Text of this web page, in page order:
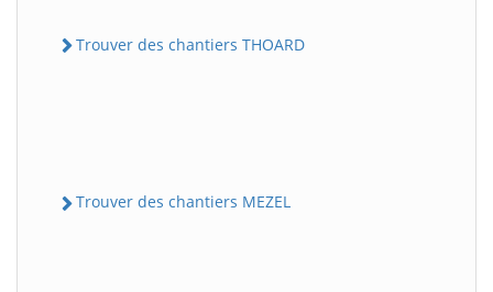
Trouver des chantiers THOARD
Trouver des chantiers MEZEL